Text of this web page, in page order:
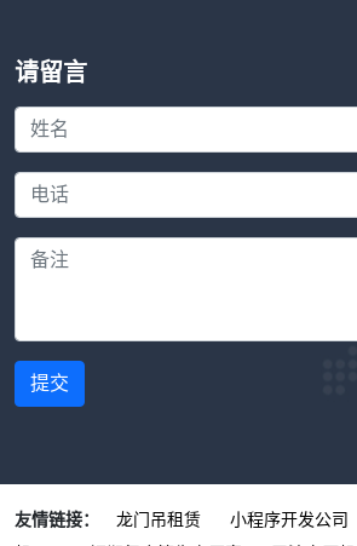
请留言
提交
友情链接： 龙门吊租赁 小程序开发公司